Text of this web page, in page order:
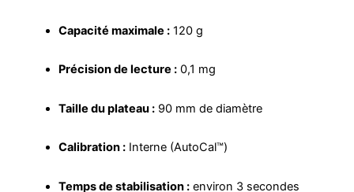
Capacité maximale : 120 g
Précision de lecture : 0,1 mg
Taille du plateau : 90 mm de diamètre
Calibration : Interne (AutoCal™)
Temps de stabilisation : environ 3 secondes